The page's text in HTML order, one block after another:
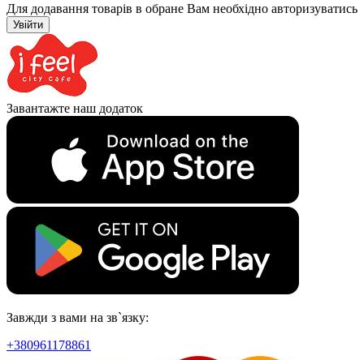
Для додавання товарів в обране Вам необхідно авторизуватись
Увійти
Завантажте наш додаток
Завжди з вами на зв`язку:
+380961178861